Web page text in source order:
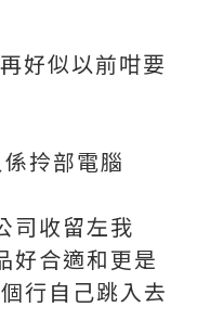
好似以前咁要
拎部電腦
司收留左我
好合適和更是
行自己跳入去